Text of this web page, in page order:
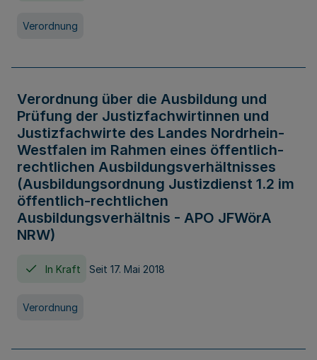
Verordnung
Verordnung über die Ausbildung und
Prüfung der Justizfachwirtinnen und
Justizfachwirte des Landes Nordrhein-
Westfalen im Rahmen eines öffentlich-
rechtlichen Ausbildungsverhältnisses
(Ausbildungsordnung Justizdienst 1.2 im
öffentlich-rechtlichen
Ausbildungsverhältnis - APO JFWörA
NRW)
In Kraft Seit 17. Mai 2018
Verordnung